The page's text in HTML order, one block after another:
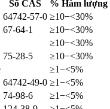
Số CAS
% Hàm lượng
64742-57-0 ≥10−<30%
67-64-1
≥10−<30%
≥10−<30%
75-28-5
≥10−<30%
≥1−<5%
64742-49-0 ≥1−<5%
74-98-6
≥1−<5%